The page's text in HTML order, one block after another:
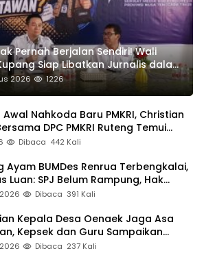
Pernah Berjalan Sendiri! Wali
Siap Libatkan Jurnalis dalam
Program Pemkot
2026 1226
Nahkoda Baru PMKRI, Christian
DPC PMKRI Ruteng Temui
Perkuat Kolaborasi Masa
Dibaca 442 Kali
Luan: SPJ Belum Rampung, Hak
Sejak Januari Belum Dibayar
Dibaca 391 Kali
Kepala Desa Oenaek Jaga Asa
Kepsek dan Guru Sampaikan
Dibaca 237 Kali